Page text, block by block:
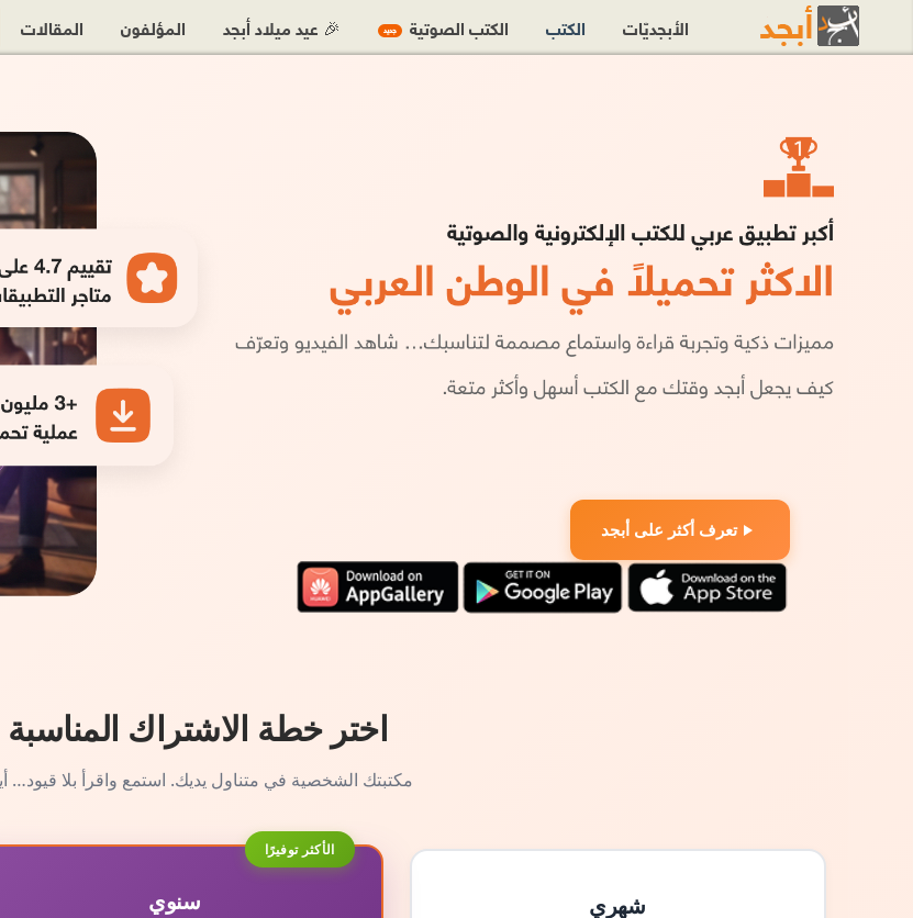
تعرف أكثر على أبجد
اختر خطة الاشتراك
مكتبتك الشخصية في متناول يديك. استمع واقرأ بلا قيود…
شهري
الأكثر توفيرًا
سنوي
الأبجديّات الكتب الكتب الصوتية جديد 🎉 عيد ميلاد أبجد المؤلفون المقالات